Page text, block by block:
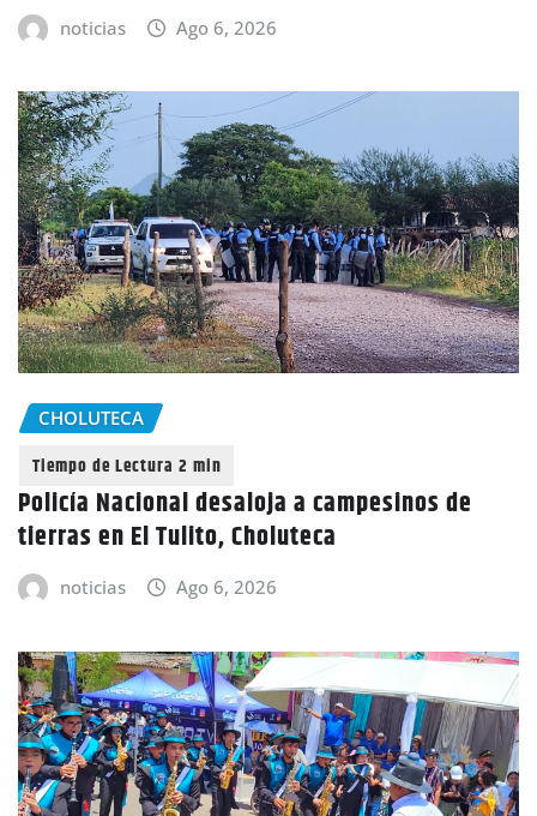
noticias Ago 6, 2026
CHOLUTECA
Policía Nacional desaloja a campesinos de
tierras en El Tulito, Choluteca
noticias Ago 6, 2026